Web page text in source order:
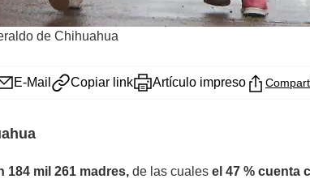
de Chihuahua
E-Mail Copiar link Artículo impreso
mil 261 madres, de las cuales el 47 % cuenta